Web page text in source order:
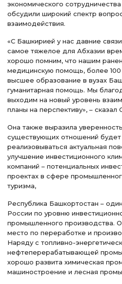
экономического
обсудили широкий спектр
взаимодействия.
«С Башкирией у нас давние
самое тяжелое для Абхазии
хорошо помним, что нашим
медицинскую помощь, более 100
высшее образование в вузах
гуманитарная помощь. Мы
выходим на новый уровень
планы на перспективу», – сказал
Она также выразила
существующих отношений
реализовываться актуальная
улучшение инвестиционного
компаний – потенциальных
проектах в сфере
туризма,
Республика Башкортостан –
России по уровню
промышленного производства.
место по переработке и
Наряду с топливно-
нефтеперерабатывающей
хорошо развита химическая
машиностроение и лесная